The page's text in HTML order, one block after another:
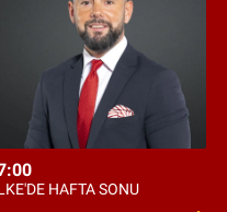
HAFTA SONU